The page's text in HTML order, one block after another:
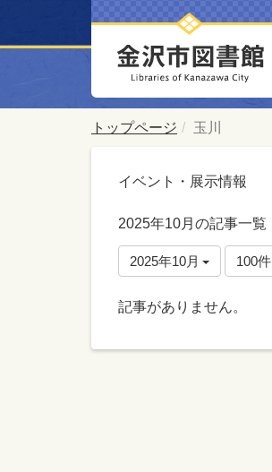
トップページ 玉川
イベント・展示情報
2025年10月の記事一覧
2025年10月 100件
記事がありません。